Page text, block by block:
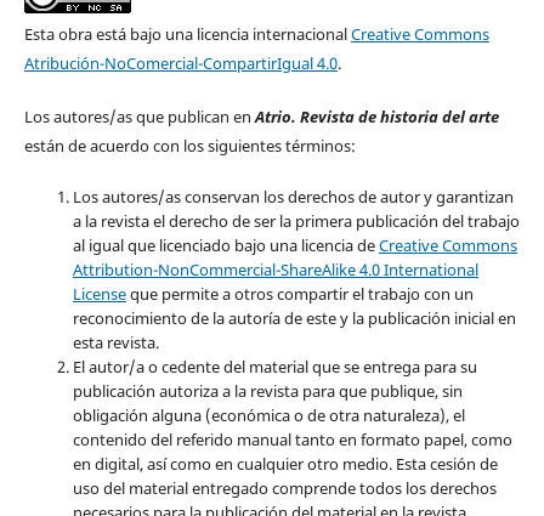
Esta obra está bajo una licencia internacionalCreative Commons
Atribución-NoComercial-CompartirIgual 4.0.
Los autores/as que publican enAtrio. Revista de historia del arte
están de acuerdo con los siguientes términos:
Los autores/as conservan los derechos de autor y garantizan
a la revista el derecho de ser la primera publicación del trabajo
al igual que licenciado bajo una licencia deCreative Commons
Attribution-NonCommercial-ShareAlike 4.0 International
Licenseque permite a otros compartir el trabajo con un
reconocimiento de la autoría de este y la publicación inicial en
esta revista.
El autor/a o cedente del material que se entrega para su
publicación autoriza a la revista para que publique, sin
obligación alguna (económica o de otra naturaleza), el
contenido del referido manual tanto en formato papel, como
en digital, así como en cualquier otro medio. Esta cesión de
uso del material entregado comprende todos los derechos